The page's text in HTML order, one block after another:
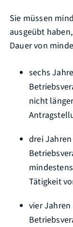
Sie müssen
ausgeübt haben
Dauer von
sechs
nicht
drei
Tätigkeit
vier